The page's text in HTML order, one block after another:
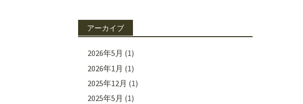
アーカイブ
2026年5月 (1)
2026年1月 (1)
2025年12月 (1)
2025年5月 (1)